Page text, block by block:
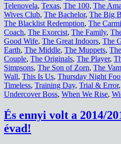
Telenovela, Texas, The 100, The
Wives Club, The Bachelor, The Big
The Blacklist Redemption, The
Coach, The Exorcist, The Family,
Good Wife, The Great Indoors, The
Earth, The Middle, The Muppets,
Couple, The Originals, The Player,
Simpsons, The Son of Zorn, The
Wall, This Is Us, Thursday Night
Timeless, Training Day, Trial & Error,
Undercover Boss, When We Rise,
És ennyi volt a 2014/
évad!